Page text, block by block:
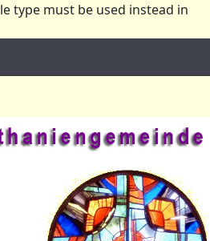
type must be used instead in